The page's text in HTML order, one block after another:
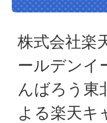
株式会社楽
ールデンイ
んばろう東
よる楽天キ